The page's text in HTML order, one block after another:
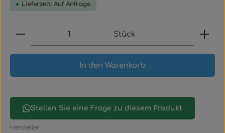
Lieferzeit: Auf Anfrage
Produkt Anzahl: Gib den gewünschten Wert
Stück
In den Warenkorb
Stellen Sie eine Frage zu diesem Produkt
Hersteller: